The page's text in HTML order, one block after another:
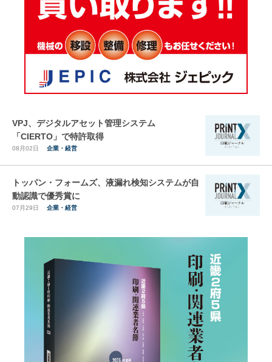
VPJ、デジタルアセット管理システム
「CIERTO」で特許取得
08月02日 企業・経営
トッパン・フォームズ、液漏れ検知システムが自
動認識で優秀賞に
07月29日 企業・経営